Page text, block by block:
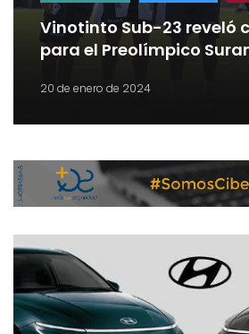
Vinotinto Sub-23 reveló
para el Preolímpico
20 de enero de 2024